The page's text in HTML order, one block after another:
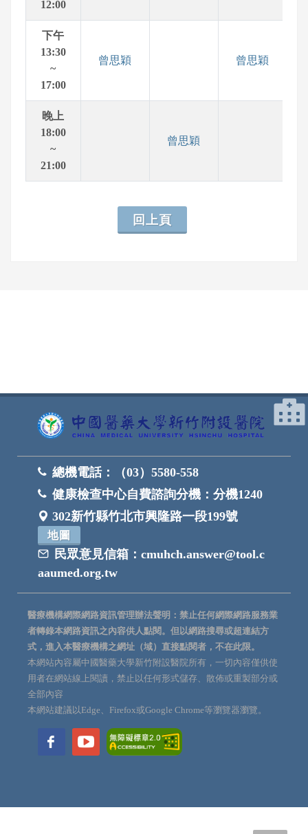
12:00
下午
13:30
~
17:00
曾思穎 曾思穎
晚上
18:00
~
21:00
曾思穎
回上頁
總機電話：
（03）5580-558
健康檢查中心自費諮詢分機： 分機1240
302新竹縣竹北市興隆路一段199號
地圖
民眾意見信箱： cmuhch.answer@tool.c
aaumed.org.tw
醫療機構網際網路資訊管理辦法聲明：禁止任何網際網路服務業
者轉錄本網路資訊之內容供人點閱。但以網路搜尋或超連結方
式，進入本醫療機構之網址（域）直接點閱者，不在此限。
本網站內容屬中國醫藥大學新竹附設醫院所有，一切內容僅供使
用者在網站線上閱讀，禁止以任何形式儲存、散佈或重製部分或
全部內容
本網站建議以Edge、Firefox或Google Chrome等瀏覽器瀏覽。